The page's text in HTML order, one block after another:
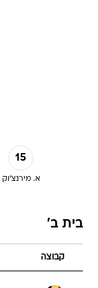
15
א. מירנצ'וק
בית ב'
קבוצה